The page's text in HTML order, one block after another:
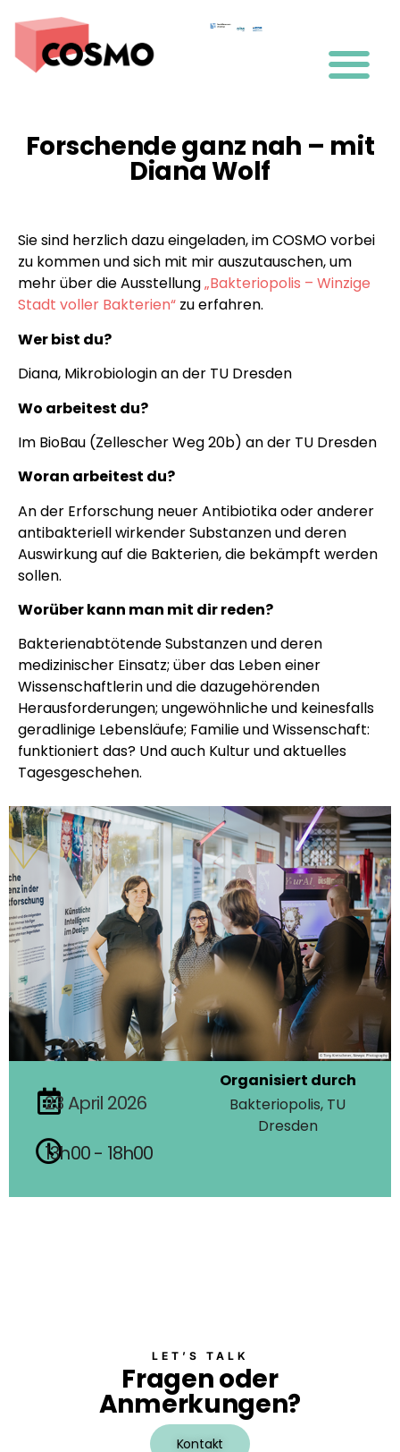
Forschende ganz nah – mit
Diana Wolf
Sie sind herzlich dazu eingeladen, im COSMO vorbei
zu kommen und sich mit mir auszutauschen, um
mehr über die Ausstellung„Bakteriopolis – Winzige
Stadt voller Bakterien“ zu erfahren.
Wer bist du?
Diana, Mikrobiologin an der TU Dresden
Wo arbeitest du?
Im BioBau (Zellescher Weg 20b) an der TU Dresden
Woran arbeitest du?
An der Erforschung neuer Antibiotika oder anderer
antibakteriell wirkender Substanzen und deren
Auswirkung auf die Bakterien, die bekämpft werden
sollen.
Worüber kann man mit dir reden?
Bakterienabtötende Substanzen und deren
medizinischer Einsatz; über das Leben einer
Wissenschaftlerin und die dazugehörenden
Herausforderungen; ungewöhnliche und keinesfalls
geradlinige Lebensläufe; Familie und Wissenschaft:
funktioniert das? Und auch Kultur und aktuelles
Tagesgeschehen.
23 April 2026
13h00 - 18h00
Organisiert durch
Bakteriopolis, TU
Dresden
LET’S TALK
Fragen oder
Anmerkungen?
Kontakt